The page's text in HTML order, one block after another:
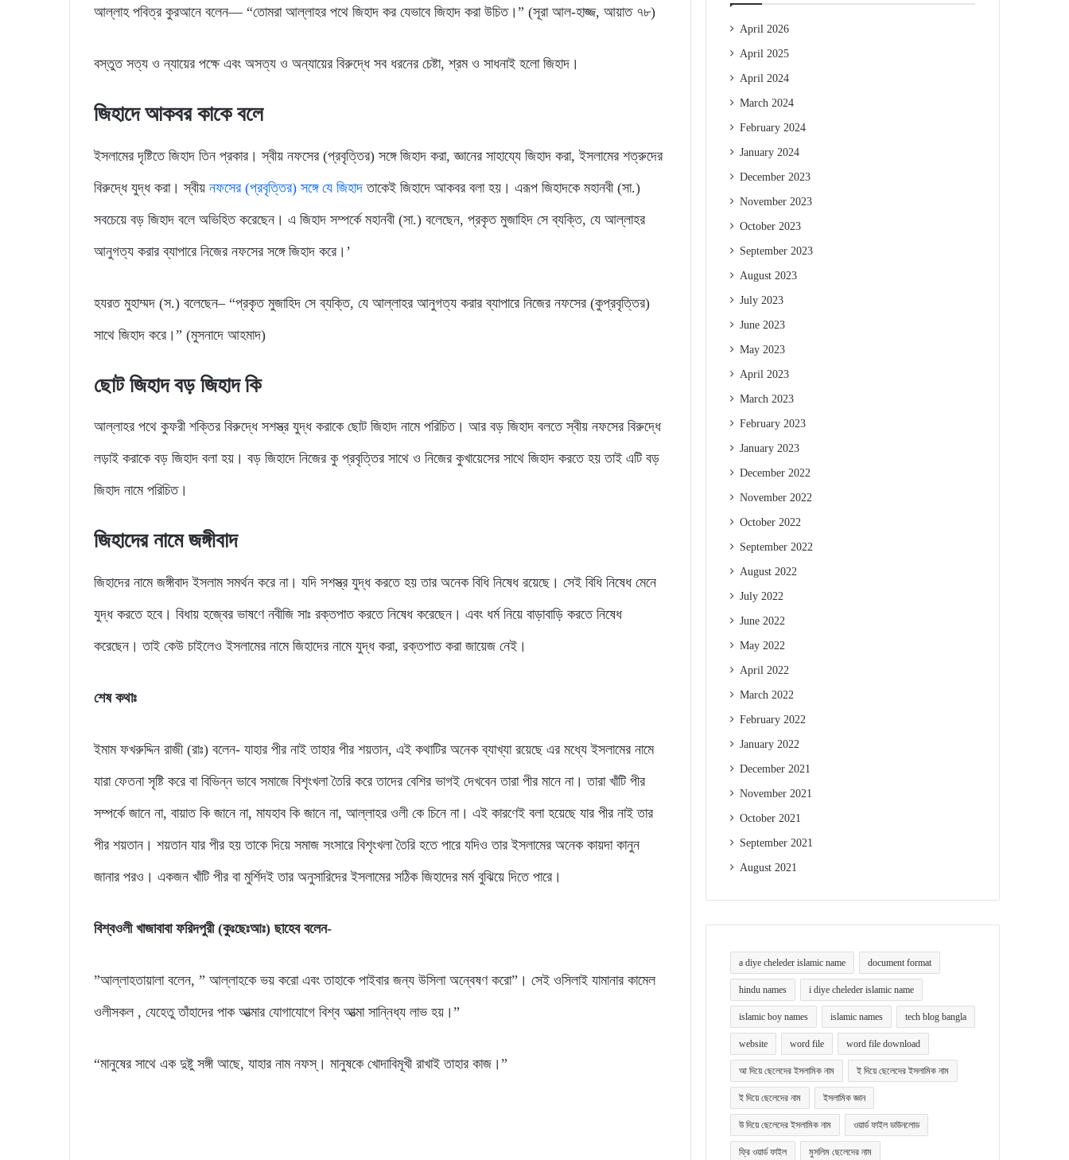
আল্লাহ পবিত্র কুরআনে বলেন— “তোমরা আল্লাহর পথে জিহাদ কর যেভাবে জিহাদ করা উচিত।” (সূরা আল-হাজ্জ, আয়াত ৭৮)
বস্তুত সত্য ও ন্যায়ের পক্ষে এবং অসত্য ও অন্যায়ের বিরুদ্ধে সব ধরনের চেষ্টা, শ্রম ও সাধনাই হলো জিহাদ।
জিহাদে আকবর কাকে বলে
ইসলামের দৃষ্টিতে জিহাদ তিন প্রকার। স্বীয় নফসের (প্রবৃত্তির) সঙ্গে জিহাদ করা, জ্ঞানের সাহায্যে জিহাদ করা, ইসলামের শত্রুদের
বিরুদ্ধে যুদ্ধ করা। স্বীয় নফসের (প্রবৃত্তির) সঙ্গে যে জিহাদ তাকেই জিহাদে আকবর বলা হয়। এরূপ জিহাদকে মহানবী (সা.)
সবচেয়ে বড় জিহাদ বলে অভিহিত করেছেন। এ জিহাদ সম্পর্কে মহানবী (সা.) বলেছেন, প্রকৃত মুজাহিদ সে ব্যক্তি, যে আল্লাহর
আনুগত্য করার ব্যাপারে নিজের নফসের সঙ্গে জিহাদ করে।’
হযরত মুহাম্মদ (স.) বলেছেন– “প্রকৃত মুজাহিদ সে ব্যক্তি, যে আল্লাহর আনুগত্য করার ব্যাপারে নিজের নফসের (কুপ্রবৃত্তির)
সাথে জিহাদ করে।” (মুসনাদে আহমাদ)
ছোট জিহাদ বড় জিহাদ কি
আল্লাহর পথে কুফরী শক্তির বিরুদ্ধে সশস্ত্র যুদ্ধ করাকে ছোট জিহাদ নামে পরিচিত। আর বড় জিহাদ বলতে স্বীয় নফসের বিরুদ্ধে
লড়াই করাকে বড় জিহাদ বলা হয়। বড় জিহাদে নিজের কু প্রবৃত্তির সাথে ও নিজের কুখায়েসের সাথে জিহাদ করতে হয় তাই এটি বড়
জিহাদ নামে পরিচিত।
জিহাদের নামে জঙ্গীবাদ
জিহাদের নামে জঙ্গীবাদ ইসলাম সমর্থন করে না। যদি সশস্ত্র যুদ্ধ করতে হয় তার অনেক বিধি নিষেধ রয়েছে। সেই বিধি নিষেধ মেনে
যুদ্ধ করতে হবে। বিধায় হজ্বের ভাষণে নবীজি সাঃ রক্তপাত করতে নিষেধ করেছেন। এবং ধর্ম নিয়ে বাড়াবাড়ি করতে নিষেধ
করেছেন। তাই কেউ চাইলেও ইসলামের নামে জিহাদের নামে যুদ্ধ করা, রক্তপাত করা জায়েজ নেই।
শেষ কথাঃ
ইমাম ফখরুদ্দিন রাজী (রাঃ) বলেন- যাহার পীর নাই তাহার পীর শয়তান, এই কথাটির অনেক ব্যাখ্যা রয়েছে এর মধ্যে ইসলামের নামে
যারা ফেতনা সৃষ্টি করে বা বিভিন্ন ভাবে সমাজে বিশৃংখলা তৈরি করে তাদের বেশির ভাগই দেখবেন তারা পীর মানে না। তারা খাঁটি পীর
সম্পর্কে জানে না, বায়াত কি জানে না, মাযহাব কি জানে না, আল্লাহর ওলী কে চিনে না। এই কারণেই বলা হয়েছে যার পীর নাই তার
পীর শয়তান। শয়তান যার পীর হয় তাকে দিয়ে সমাজ সংসারে বিশৃংখলা তৈরি হতে পারে যদিও তার ইসলামের অনেক কায়দা কানুন
জানার পরও। একজন খাঁটি পীর বা মুর্শিদই তার অনুসারিদের ইসলামের সঠিক জিহাদের মর্ম বুঝিয়ে দিতে পারে।
বিশ্বওলী খাজাবাবা ফরিদপুরী (কুঃছেঃআঃ) ছাহেব বলেন-
”আল্লাহতায়ালা বলেন, ” আল্লাহকে ভয় করো এবং তাহাকে পাইবার জন্য উসিলা অন্বেষণ করো”। সেই ওসিলাই যামানার কামেল
ওলীসকল , যেহেতু তাঁহাদের পাক আত্মার যোগাযোগে বিশ্ব আত্মা সান্নিধ্য লাভ হয়।”
“মানুষের সাথে এক দুষ্টু সঙ্গী আছে, যাহার নাম নফস্। মানুষকে খোদাবিমূখী রাখাই তাহার কাজ।”
April 2026
April 2025
April 2024
March 2024
February 2024
January 2024
December 2023
November 2023
October 2023
September 2023
August 2023
July 2023
June 2023
May 2023
April 2023
March 2023
February 2023
January 2023
December 2022
November 2022
October 2022
September 2022
August 2022
July 2022
June 2022
May 2022
April 2022
March 2022
February 2022
January 2022
December 2021
November 2021
October 2021
September 2021
August 2021
a diye cheleder islamic name document format
hindu names i diye cheleder islamic name
islamic boy names islamic names tech blog bangla
website word file word file download
আ দিয়ে ছেলেদের ইসলামিক নাম ই দিয়ে ছেলেদের ইসলামিক নাম
ই দিয়ে ছেলেদের নাম ইসলামিক জ্ঞান
উ দিয়ে ছেলেদের ইসলামিক নাম ওয়ার্ড ফাইল ডাউনলোড
ফ্রি ওয়ার্ড ফাইল মুসলিম ছেলেদের নাম